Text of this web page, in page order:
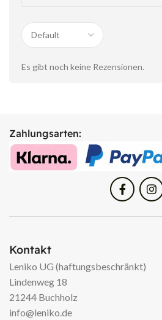
Es gibt noch keine Rezensionen.
Zahlungsarten:
Kontakt
Leniko UG (haftungsbeschränkt)
Lindenweg 18
21244 Buchholz
info@leniko.de